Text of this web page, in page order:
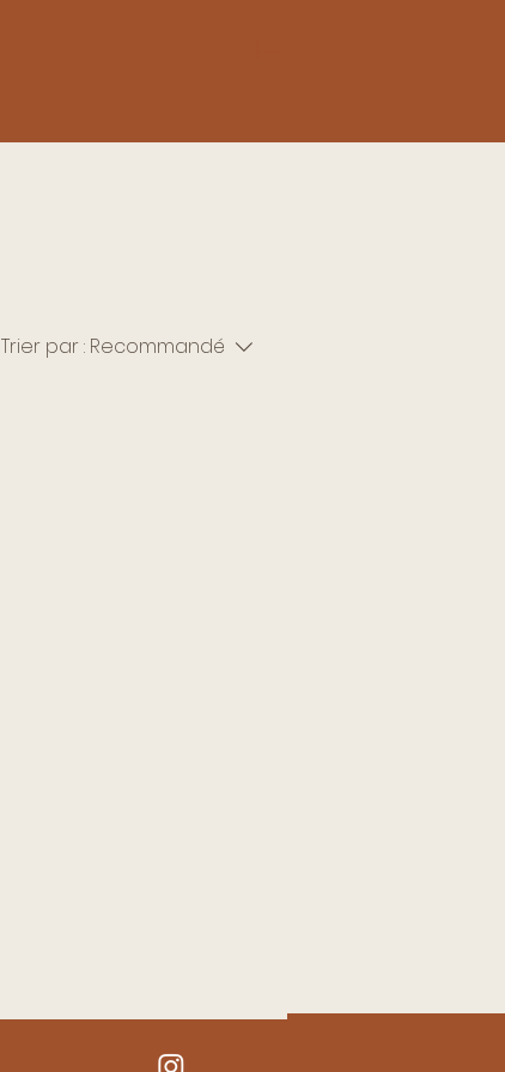
Trier par : Recommandé